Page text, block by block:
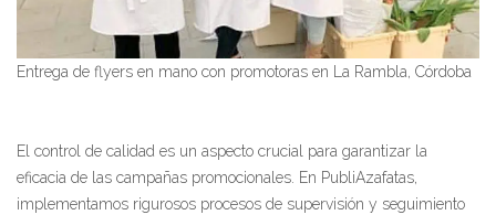
Entrega de flyers en mano con promotoras en La Rambla, Córdoba
El control de calidad es un aspecto crucial para garantizar la
eficacia de las campañas promocionales. En PubliAzafatas,
implementamos rigurosos procesos de supervisión y seguimiento